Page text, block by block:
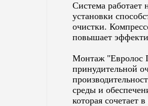
Система работает
установки
очистки.
повышает
Монтаж "Евролос
принудительной
среды и
которая сочетает